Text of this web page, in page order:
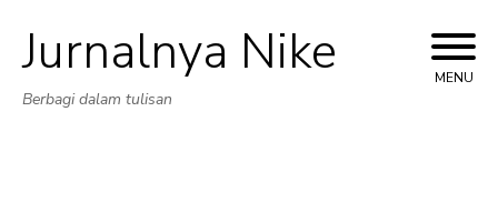
Skip
Jurnalnya Nike
Berbagi dalam tulisan
MENU